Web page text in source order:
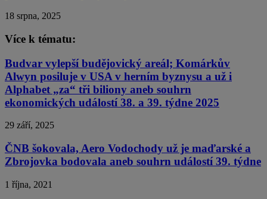
18 srpna, 2025
Více k tématu:
Budvar vylepší budějovický areál; Komárkův
Alwyn posiluje v USA v herním byznysu a už i
Alphabet „za“ tři biliony aneb souhrn
ekonomických událostí 38. a 39. týdne 2025
29 září, 2025
ČNB šokovala, Aero Vodochody už je maďarské a
Zbrojovka bodovala aneb souhrn událostí 39. týdne
1 října, 2021